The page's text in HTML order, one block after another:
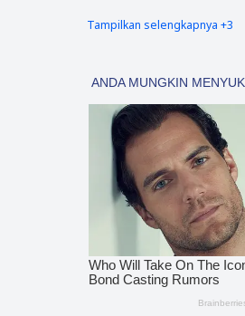
nias barat
Tampilkan selengkapnya +3